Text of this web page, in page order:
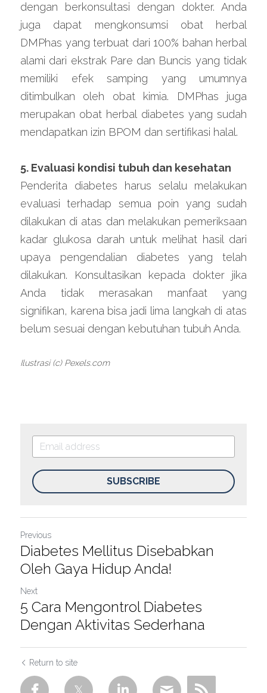
dengan berkonsultasi dengan dokter. Anda
juga dapat mengkonsumsi obat herbal
DMPhas yang terbuat dari 100% bahan herbal
alami dari ekstrak Pare dan Buncis yang tidak
memiliki efek samping yang umumnya
ditimbulkan oleh obat kimia. DMPhas juga
merupakan obat herbal diabetes yang sudah
mendapatkan izin BPOM dan sertifikasi halal.
5. Evaluasi kondisi tubuh dan kesehatan
Penderita diabetes harus selalu melakukan
evaluasi terhadap semua poin yang sudah
dilakukan di atas dan melakukan pemeriksaan
kadar glukosa darah untuk melihat hasil dari
upaya pengendalian diabetes yang telah
dilakukan. Konsultasikan kepada dokter jika
Anda tidak merasakan manfaat yang
signifikan, karena bisa jadi lima langkah di atas
belum sesuai dengan kebutuhan tubuh Anda.
Ilustrasi (c) Pexels.com
SUBSCRIBE
Previous
Diabetes Mellitus Disebabkan
Oleh Gaya Hidup Anda!
Next
5 Cara Mengontrol Diabetes
Dengan Aktivitas Sederhana
Return to site